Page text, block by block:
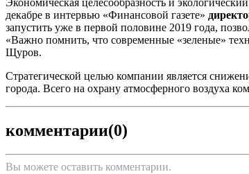
Экономическая целесообразность и
декабре в интервью «Финансовой газете»
запустить уже в первой половине 2019 года,
«Важно помнить, что современные «зеленые»
Щуров.
Стратегической целью компании является
города. Всего на охрану атмосферного воздуха
комментарии(0)
Вы можете оставить комментарии.